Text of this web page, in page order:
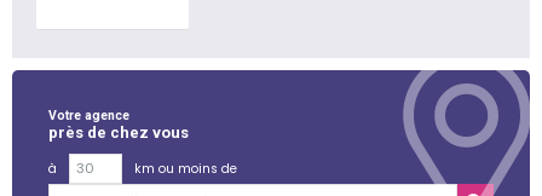
Votre agence
près de chez vous
à
km ou moins de